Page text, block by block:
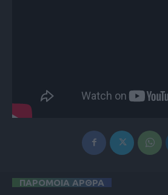
ΠΑΡΟΜΟΙΑ ΑΡΘΡΑ